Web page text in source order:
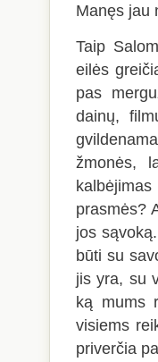
Manęs jau
Taip
eilės
pas
dainų,
žmonės,
prasmės?
jos
būti su
jis yra, su
ką mums
visiems
priverčia